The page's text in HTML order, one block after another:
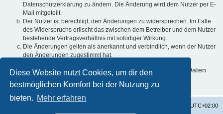
Diese Website nutzt Cookies, um dir den
bestmöglichen Komfort bei der Nutzung zu
bieten. Mehr erfahren
Datenschutzerklärung zu ändern. Die Änderung wird dem Nutzer per E-
Mail mitgeteilt.
Der Nutzer ist berechtigt, den Änderungen zu widersprechen. Im Falle
des Widerspruchs erlischt das zwischen dem Betreiber und dem Nutzer
bestehende Vertragsverhältnis mit sofortiger Wirkung.
Die Änderungen gelten als anerkannt und verbindlich, wenn der Nutzer
den Änderungen zugestimmt hat.
Informationen über den Umgang mit deinen persönlichen Daten
sind in der Datenschutzerklärung enthalten.
UTC+02:00